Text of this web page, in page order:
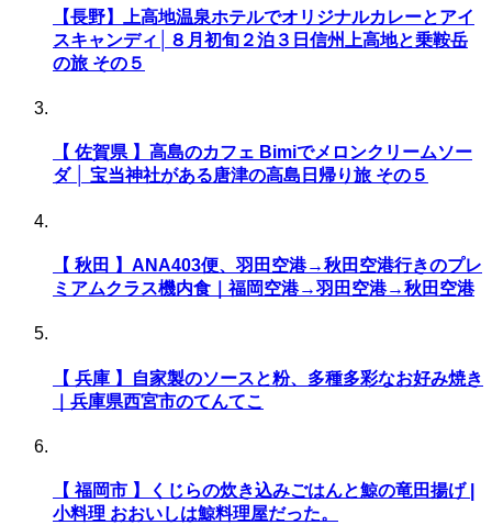
【長野】上高地温泉ホテルでオリジナルカレーとアイ
スキャンディ│８月初旬２泊３日信州上高地と乗鞍岳
の旅 その５
【 佐賀県 】高島のカフェ Bimiでメロンクリームソー
ダ │ 宝当神社がある唐津の高島日帰り旅 その５
【 秋田 】ANA403便、羽田空港→秋田空港行きのプレ
ミアムクラス機内食｜福岡空港→羽田空港→秋田空港
【 兵庫 】自家製のソースと粉、多種多彩なお好み焼き
｜兵庫県西宮市のてんてこ
【 福岡市 】くじらの炊き込みごはんと鯨の竜田揚げ |
小料理 おおいしは鯨料理屋だった。